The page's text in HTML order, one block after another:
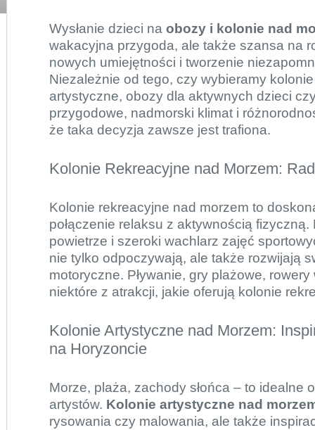
Wysłanie dzieci na obozy i kolonie nad
wakacyjna przygoda, ale także szansa na
nowych umiejętności i tworzenie
Niezależnie od tego, czy wybieramy
artystyczne, obozy dla aktywnych dzieci
przygodowe, nadmorski klimat i
że taka decyzja zawsze jest trafiona.
Kolonie Rekreacyjne nad Morzem:
Kolonie rekreacyjne nad morzem to
połączenie relaksu z aktywnością
powietrze i szeroki wachlarz zajęć
nie tylko odpoczywają, ale także rozwijają
motoryczne. Pływanie, gry plażowe,
niektóre z atrakcji, jakie oferują kolonie
Kolonie Artystyczne nad Morzem:
na Horyzoncie
Morze, plaża, zachody słońca – to idealne
artystów. Kolonie artystyczne nad
rysowania czy malowania, ale także